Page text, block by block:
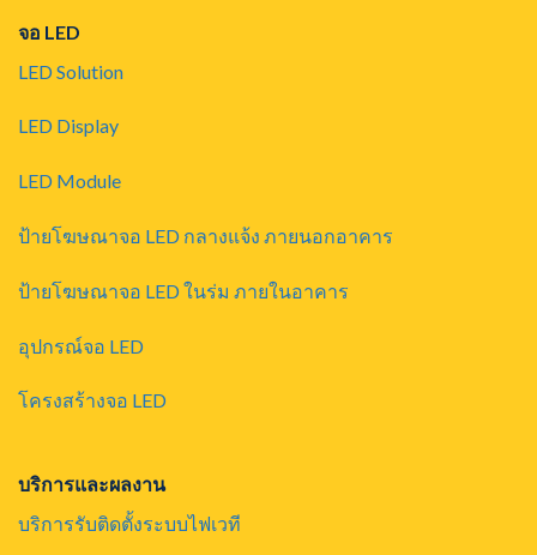
จอ LED
LED Solution
LED Display
LED Module
ป้ายโฆษณาจอ LED กลางแจ้ง ภายนอกอาคาร
ป้ายโฆษณาจอ LED ในร่ม ภายในอาคาร
อุปกรณ์จอ LED
โครงสร้างจอ LED
บริการและผลงาน
บริการรับติดตั้งระบบไฟเวที